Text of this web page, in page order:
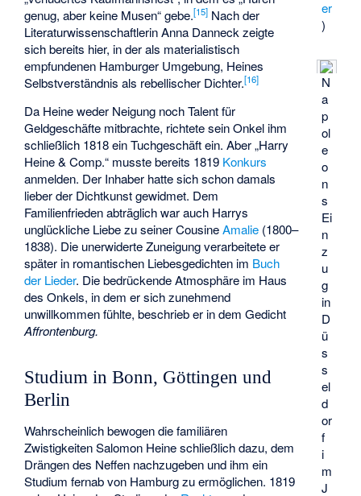
er
)
N
a
p
ol
e
o
n
s
Ei
n
z
u
g
in
D
ü
s
s
el
d
or
f
i
m
J
genug, aber keine Musen“ gebe.[15] Nach der
Literaturwissenschaftlerin Anna Danneck zeigte
sich bereits hier, in der als materialistisch
empfundenen Hamburger Umgebung, Heines
Selbstverständnis als rebellischer Dichter.[16]
Da Heine weder Neigung noch Talent für
Geldgeschäfte mitbrachte, richtete sein Onkel ihm
schließlich 1818 ein Tuchgeschäft ein. Aber „Harry
Heine & Comp.“ musste bereits 1819 Konkurs
anmelden. Der Inhaber hatte sich schon damals
lieber der Dichtkunst gewidmet. Dem
Familienfrieden abträglich war auch Harrys
unglückliche Liebe zu seiner CousineAmalie (1800–
1838). Die unerwiderte Zuneigung verarbeitete er
später in romantischen Liebesgedichten im Buch
der Lieder. Die bedrückende Atmosphäre im Haus
des Onkels, in dem er sich zunehmend
unwillkommen fühlte, beschrieb er in dem Gedicht
Affrontenburg.
Studium in Bonn, Göttingen und
Berlin
Wahrscheinlich bewogen die familiären
Zwistigkeiten Salomon Heine schließlich dazu, dem
Drängen des Neffen nachzugeben und ihm ein
Studium fernab von Hamburg zu ermöglichen. 1819